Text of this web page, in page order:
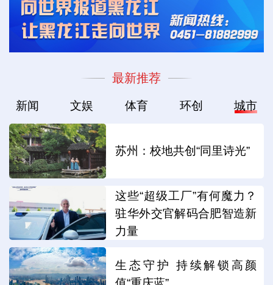
最新推荐
新闻 文娱 体育 环创 城市
苏州：校地共创“同里诗光”
这些“超级工厂”有何魔力？
驻华外交官解码合肥智造新
力量
生态守护 持续解锁高颜